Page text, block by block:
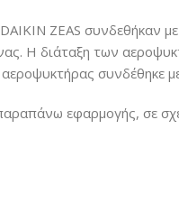
ZEAS συνδεθήκαν
Η διάταξη των
εφαρμογής, σε